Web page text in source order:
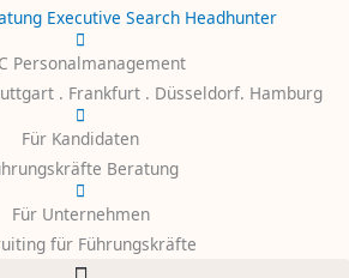
Personalmanagement
. Frankfurt . Düsseldorf. Hamburg
Für Kandidaten
Beratung
Für Unternehmen
für Führungskräfte